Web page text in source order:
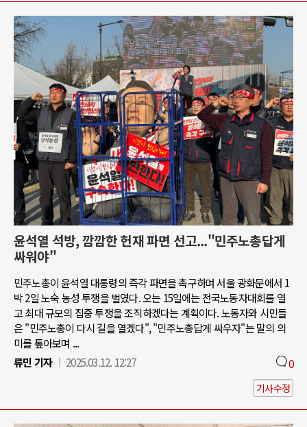
윤석열 석방, 깜깜한 헌재 파면 선고..."민주노총답게
싸워야"
민주노총이 윤석열 대통령의 즉각 파면을 촉구하며 서울 광화문에서 1
박 2일 노숙 농성 투쟁을 벌였다. 오는 15일에는 전국노동자대회를 열
고 최대 규모의 집중 투쟁을 조직하겠다는 계획이다. 노동자와 시민들
은 "민주노총이 다시 길을 열겠다", "민주노총답게 싸우자"는 말의 의
미를 톺아보며 ...
류민 기자
2025.03.12. 12:27 0
기사수정